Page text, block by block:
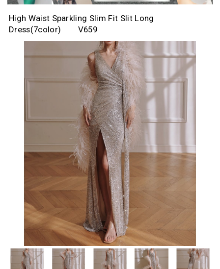
High Waist Sparkling Slim Fit Slit Long
Dress(7color) V659